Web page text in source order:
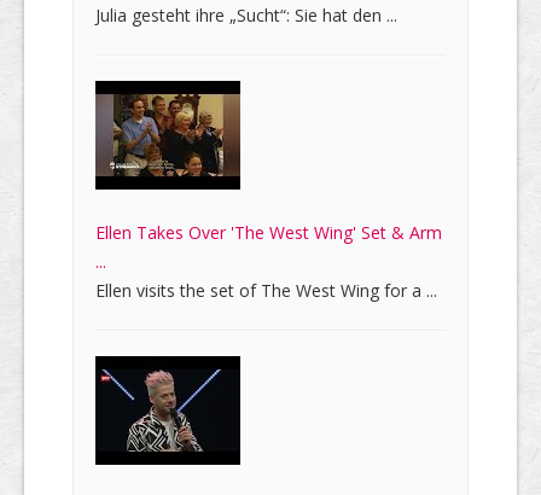
Julia gesteht ihre „Sucht“: Sie hat den ...
Ellen Takes Over 'The West Wing' Set & Arm
...
Ellen visits the set of The West Wing for a ...